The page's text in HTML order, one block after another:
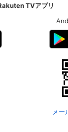
TVアプリ
メー